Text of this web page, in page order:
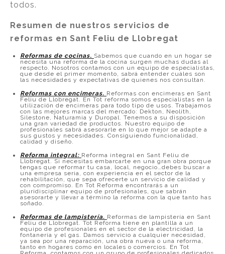
todos.
Resumen de nuestros servicios de
reformas en Sant Feliu de Llobregat
Reformas de cocinas. Sabemos que cuando en un hogar se
necesita una reforma de la cocina surgen muchas dudas al
respecto. Nosotros contamos con un equipo de especialistas,
que desde el primer momento, sabrá entender cuáles son
las necesidades y expectativas de quienes nos consultan.
Reformas con encimeras. Reformas con encimeras en Sant
Feliu de Llobregat. En Tot reforma somos especialistas en la
utilización de encimeras para todo tipo de usos. Trabajamos
con las mejores marcas del mercado: Dekton, Neolith,
Silestone, Naturamia y Duropal. Tenemos a su disposición
una gran variedad de productos. Nuestro equipo de
profesionales sabrá asesorarle en lo que mejor se adapte a
sus gustos y necesidades. Consiguiendo funcionalidad,
calidad y diseño.
Reforma integral: Reforma integral en Sant Feliu de
Llobregat. Si necesitas embarcarte en una gran obra porque
tengas que reformar tu casa, local, negocio…debes buscar a
una empresa seria, con experiencia en el sector de la
rehabilitación, que sepa ofrecerte un servicio de calidad y
con compromiso. En Tot Reforma encontrarás a un
pluridisciplinar equipo de profesionales, que sabrán
asesorarte y llevar a término la reforma con la que tanto has
soñado.
Reformas de lampistería. Reformas de lampistería en Sant
Feliu de Llobregat. Tot Reforma tiene en plantilla a un
equipo de profesionales en el sector de la electricidad, la
fontanería y el gas. Damos servicio a cualquier necesidad,
ya sea por una reparación, una obra nueva o una reforma,
tanto en hogares como en locales o comercios. En Tot